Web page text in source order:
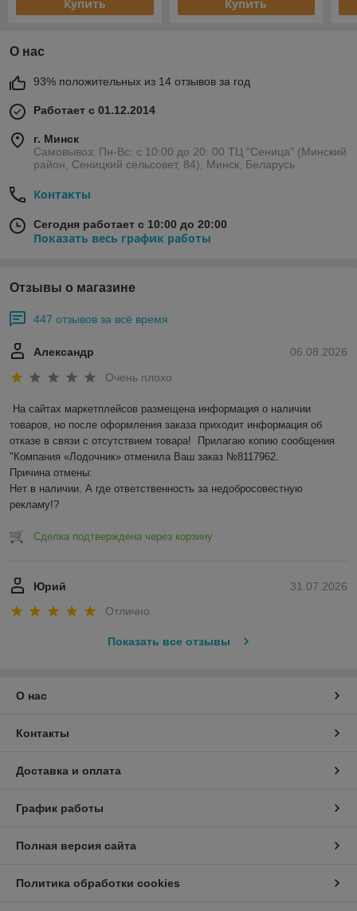
Купить Купить
О нас
93% положительных из 14 отзывов за год
Работает с 01.12.2014
г. Минск
Самовывоз: Пн-Вс: с 10:00 до 20: 00 ТЦ "Сеница" (Минский
район, Сеницкий сельсовет, 84), Минск, Беларусь
Контакты
Сегодня работает с 10:00 до 20:00
Показать весь график работы
Отзывы о магазине
447 отзывов за всё время
06.08.2026
Александр
Очень плохо
На сайтах маркетплейсов размещена информация о наличии
товаров, но после оформления заказа приходит информация об
отказе в связи с отсутствием товара!  Прилагаю копию сообщения
"Компания «Лодочник» отменила Ваш заказ №8117962.
Причина отмены:
Нет в наличии. А где ответственность за недобросовестную
рекламу!?
Сделка подтверждена через корзину
31.07.2026
Юрий
Отлично
Показать все отзывы
О нас
Контакты
Доставка и оплата
График работы
Полная версия сайта
Политика обработки cookies